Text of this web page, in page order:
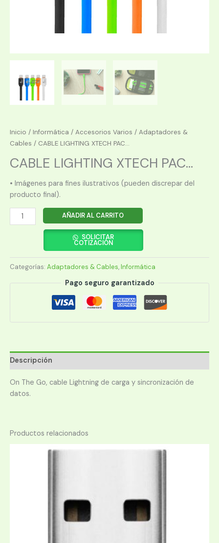
Inicio / Informática / Accesorios Varios / Adaptadores &
Cables / CABLE LIGHTING XTECH PAC...
CABLE LIGHTING XTECH PAC...
• Imágenes para fines ilustrativos (pueden discrepar del
producto final).
CABLE
LIGHTING
XTG-
236
cantidad
AÑADIR AL CARRITO
SOLICITAR
COTIZACIÓN
Categorías: Adaptadores & Cables,Informática
Pago seguro garantizado
Descripción
On The Go, cable Lightning de carga y sincronización de
datos.
Productos relacionados